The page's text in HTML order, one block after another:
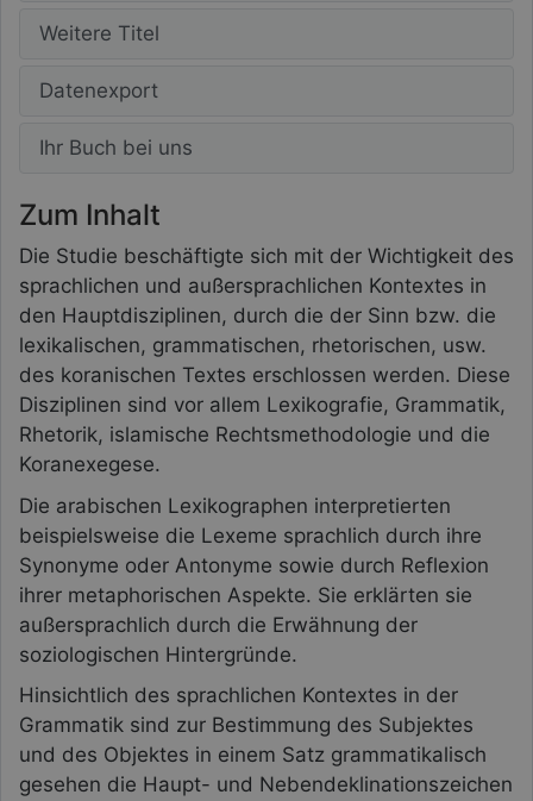
Weitere Titel
Datenexport
Ihr Buch bei uns
Zum Inhalt
Die Studie beschäftigte sich mit der Wichtigkeit des
sprachlichen und außersprachlichen Kontextes in
den Hauptdisziplinen, durch die der Sinn bzw. die
lexikalischen, grammatischen, rhetorischen, usw.
des koranischen Textes erschlossen werden. Diese
Disziplinen sind vor allem Lexikografie, Grammatik,
Rhetorik, islamische Rechtsmethodologie und die
Koranexegese.
Die arabischen Lexikographen interpretierten
beispielsweise die Lexeme sprachlich durch ihre
Synonyme oder Antonyme sowie durch Reflexion
ihrer metaphorischen Aspekte. Sie erklärten sie
außersprachlich durch die Erwähnung der
soziologischen Hintergründe.
Hinsichtlich des sprachlichen Kontextes in der
Grammatik sind zur Bestimmung des Subjektes
und des Objektes in einem Satz grammatikalisch
gesehen die Haupt- und Nebendeklinationszeichen